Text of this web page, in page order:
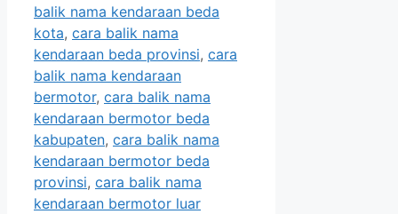
balik nama kendaraan beda
kota, cara balik nama
kendaraan beda provinsi, cara
balik nama kendaraan
bermotor, cara balik nama
kendaraan bermotor beda
kabupaten, cara balik nama
kendaraan bermotor beda
provinsi, cara balik nama
kendaraan bermotor luar